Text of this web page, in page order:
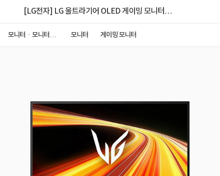
[LG전자] LG 울트라기어 OLED 게이밍 모니터
모니터ㆍ모니터주
모니터 게이밍 모니터